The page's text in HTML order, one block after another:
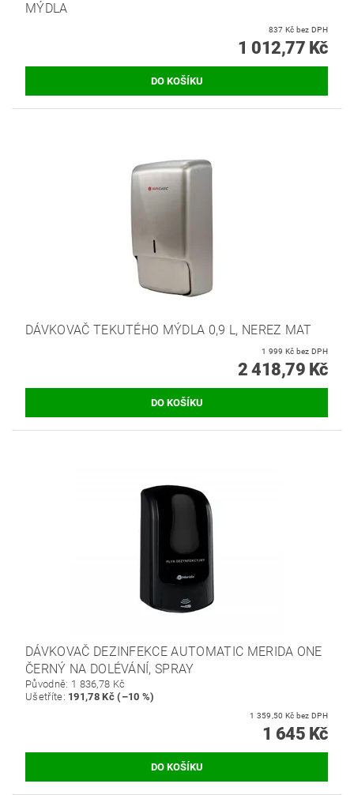
MÝDLA
837 Kč bez DPH
1 012,77 Kč
DÁVKOVAČ TEKUTÉHO MÝDLA 0,9 L, NEREZ MAT
1 999 Kč bez DPH
2 418,79 Kč
DÁVKOVAČ DEZINFEKCE AUTOMATIC MERIDA ONE
ČERNÝ NA DOLÉVÁNÍ, SPRAY
Původně: 1 836,78 Kč
Ušetříte: 191,78 Kč (–10 %)
1 359,50 Kč bez DPH
1 645 Kč